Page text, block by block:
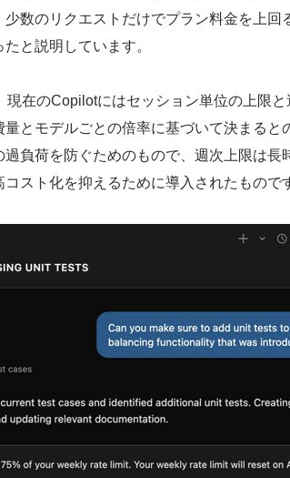
少数のリクエストだけでプラン料金を上回
と説明しています。
現在のCopilotにはセッション単位の上限
量とモデルごとの倍率に基づいて決まると
過負荷を防ぐためのもので、週次上限は長
スト化を抑えるために導入されたもので